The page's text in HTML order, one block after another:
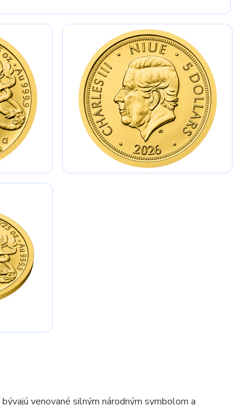
bývajú venované silným národným symbolom a